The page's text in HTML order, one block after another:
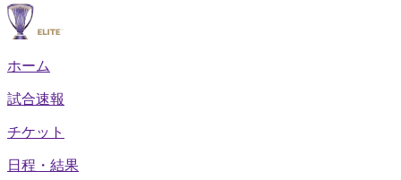
ホーム
試合速報
チケット
日程・結果